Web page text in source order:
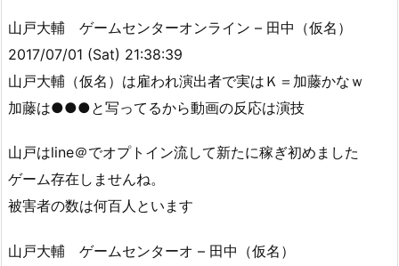
山戸大輔 ゲームセンターオンライン – 田中（仮名）
2017/07/01 (Sat) 21:38:39
山戸大輔（仮名）は雇われ演出者で実はＫ＝加藤かなｗ
加藤は●●●と写ってるから動画の反応は演技
山戸はline＠でオプトイン流して新たに稼ぎ初めました
ゲーム存在しませんね。
被害者の数は何百人といます
山戸大輔 ゲームセンターオ – 田中（仮名）